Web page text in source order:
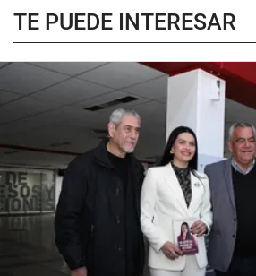
TE PUEDE INTERESAR